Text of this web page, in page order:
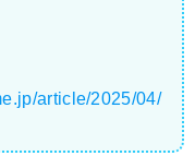
article/2025/04/